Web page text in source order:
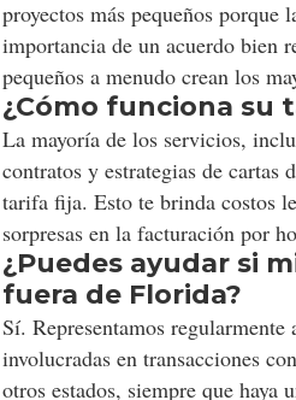
proyectos más pequeños porque
importancia de un acuerdo bien
pequeños a menudo crean los
¿Cómo funciona su
La mayoría de los servicios,
contratos y estrategias de cartas
tarifa fija. Esto te brinda costos
sorpresas en la facturación por
¿Puedes ayudar si
fuera de Florida?
Sí. Representamos regularmente
involucradas en transacciones
otros estados, siempre que haya